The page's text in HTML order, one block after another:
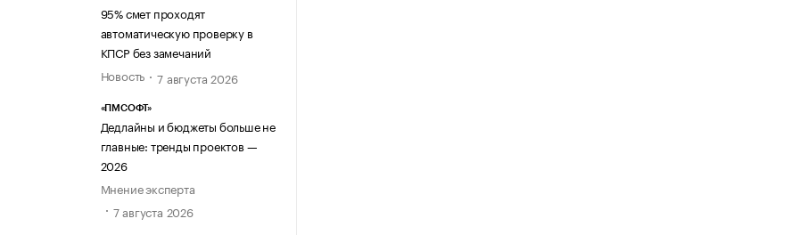
95% смет проходят
автоматическую проверку в
КПСР без замечаний
Новость
7 августа 2026
«ПМСОФТ»
Дедлайны и бюджеты больше не
главные: тренды проектов —
2026
Мнение эксперта
7 августа 2026